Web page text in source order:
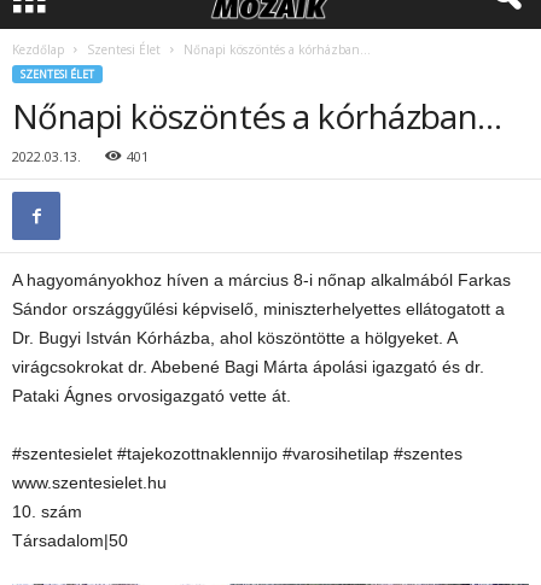
Kezdőlap Szentesi Élet Nőnapi köszöntés a kórházban…
SZENTESI ÉLET
Nőnapi köszöntés a kórházban…
2022.03.13. 401
A hagyományokhoz híven a március 8-i nőnap alkalmából Farkas
Sándor országgyűlési képviselő, miniszterhelyettes ellátogatott a
Dr. Bugyi István Kórházba, ahol köszöntötte a hölgyeket. A
virágcsokrokat dr. Abebené Bagi Márta ápolási igazgató és dr.
Pataki Ágnes orvosigazgató vette át.
#szentesielet #tajekozottnaklennijo #varosihetilap #szentes
www.szentesielet.hu
10. szám
Társadalom|50